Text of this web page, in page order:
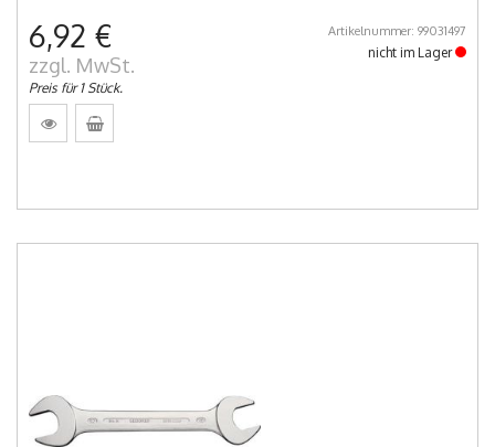
6,92 €
zzgl. MwSt.
Preis für 1 Stück.
Artikelnummer: 99031497
nicht im Lager